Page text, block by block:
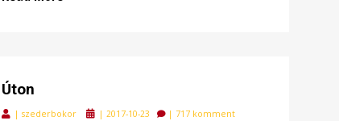
Úton
|szederbokor
Posted
|2017-10-23 | 717 komment